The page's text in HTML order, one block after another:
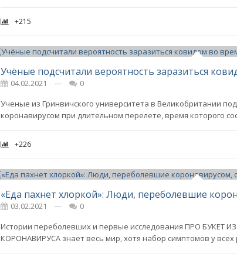
+215
Учёные подсчитали вероятность заразиться
04.02.2021 ---
0
Ученые из Гринвичского университета в Великобритании
коронавирусом при длительном перелете, время которого
+226
03.02.2021 ---
0
Истории переболевших и первые исследования ПРО БУКЕТ
КОРОНАВИРУСА знает весь мир, хотя набор симптомов у всех